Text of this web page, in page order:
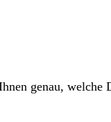
genau, welche